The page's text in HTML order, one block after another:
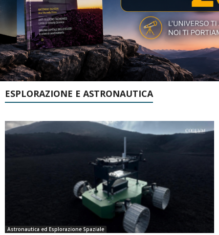
ESPLORAZIONE E ASTRONAUTICA
Astronautica ed Esplorazione Spaziale